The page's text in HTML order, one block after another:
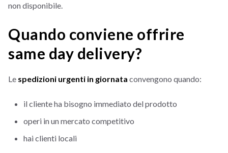
non disponibile.
Quando conviene offrire
same day delivery?
Le spedizioni urgenti in giornata convengono quando:
il cliente ha bisogno immediato del prodotto
operi in un mercato competitivo
hai clienti locali